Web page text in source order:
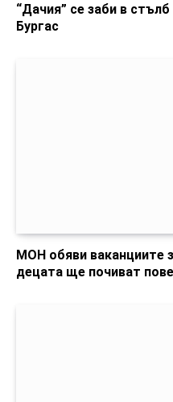
“Дачия” се заби в
Бургас
МОН обяви ваканциите
децата ще почиват